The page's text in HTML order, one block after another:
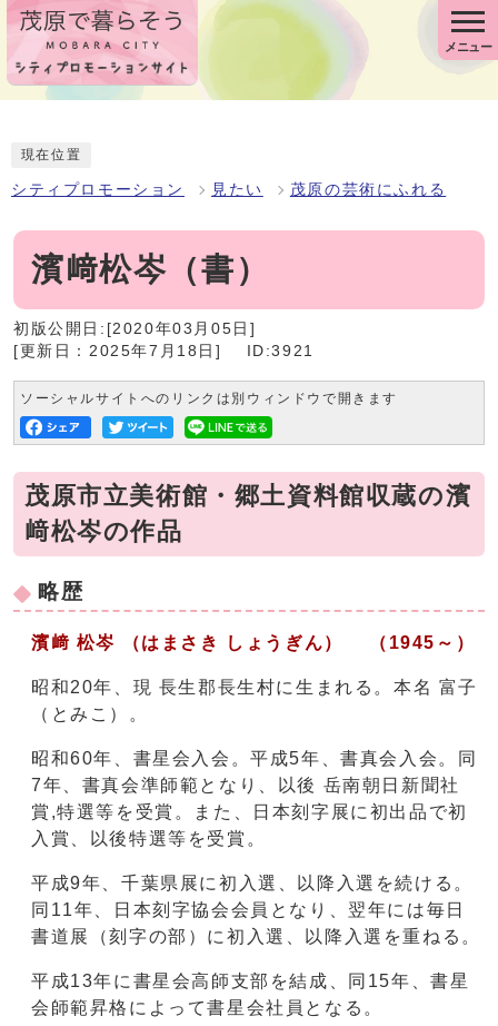
メニュー
現在位置
シティプロモーション 見たい 茂原の芸術にふれる
濱﨑松岑（書）
初版公開日:[2020年03月05日]
[更新日：2025年7月18日]
ID:3921
ソーシャルサイトへのリンクは別ウィンドウで開きます
茂原市立美術館・郷土資料館収蔵の濱
﨑松岑の作品
略歴
濱﨑 松岑 （はまさき しょうぎん） （1945～）
昭和20年、現 長生郡長生村に生まれる。本名 富子
（とみこ）。
昭和60年、書星会入会。平成5年、書真会入会。同
7年、書真会準師範となり、以後 岳南朝日新聞社
賞,特選等を受賞。また、日本刻字展に初出品で初
入賞、以後特選等を受賞。
平成9年、千葉県展に初入選、以降入選を続ける。
同11年、日本刻字協会会員となり、翌年には毎日
書道展（刻字の部）に初入選、以降入選を重ねる。
平成13年に書星会高師支部を結成、同15年、書星
会師範昇格によって書星会社員となる。